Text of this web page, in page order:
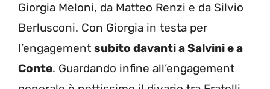
Giorgia Meloni, da Matteo Renzi e da Silvio
Berlusconi. Con Giorgia in testa per
l’engagement subito davanti a Salvini e a
Conte. Guardando infine all’engagement